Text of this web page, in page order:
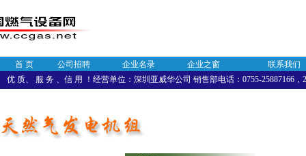
首 页 公司招聘 企业名录 企业之窗 联系我们
优 质、 服 务 、信 用 ！经营单位：深圳亚威华公司 销售部电话：0755-25887166